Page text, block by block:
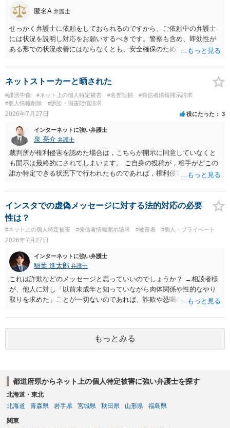
を入れた「相手方の法律事務所」というのがプロバイダの代理人の事
務所であるのか、それとも開示請求者の代理人の事務所なのかが不明
ですが、もし前者であれば、書類の再送要請にはあまり意味はなく、
一方、後者であるなら、夫を被告として提訴に至る可能性も考える必
要が出てきます。 あなたと夫との夫婦関係の状況（別居中なのか、夫
婦関係は良好なのか、あなたが夫へ嘘をついたのか等）がよくわから
ないところがあり、実際にどのような対応がベターなのかを正確に検
討するためには、公開の相談ではなく、詳しい事実関係を整理した上
で弁護士へ直接相談するべきでしょう。
匿名A 弁護士
せっかく弁護士に依頼をしておられるのですから、ご依頼中の弁護士
には状況を説明し対応をお願いするべきです。警察も含め、即効性が
ある形での状況改善にはならなくとも、安全確保のためできることは
ネットストーカーと晒された
#誹謗中傷 #ネット上の個人特定被害 #名誉毀損
#発信者情報開示請求
#個人情報削除
#訴訟・損害賠償請求
2026年7月27日 役にたった 3
インターネットに強い弁護士
泉 亮介 弁護士
裁判所が権利侵害を認めた場合は，こちらが開示に同意していなくと
も開示は最終的にされてしまいます。 ご自身の投稿が，相手がどこの
誰か特定できる状況下で行われたものであれば，権利侵害性が認めら
いても，アカウントを特定したうえで，ネットストーカーとして晒し
たのであれば，かかる行為に権利侵害性が認められる可能性はあるで
しょう。
インスタでの虚偽メッセージに対する法的対応の必要
性は？
#ネット上の個人特定被害 #発信者情報開示請求 #被害者 #個人・プライベート
2026年7月27日
インターネットに強い弁護士
稲葉 進太郎 弁護士
これは詐欺などのメッセージと思っていいのでしょうか？ →相談者様
が、他人に対し「以前未成年と知っていながら肉体関係や性的なやり
取りを求めた」ことが一切ないのであれば、詐欺や恐喝の可能性が高
もっとみる
都道府県からネット上の個人特定被害に強い弁護士を探す
北海道・東北
北海道
青森県 岩手県 宮城県 秋田県 山形県 福島県
関東